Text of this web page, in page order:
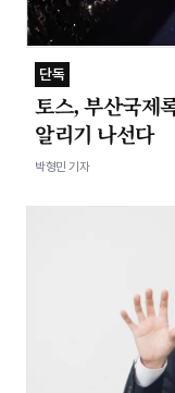
단독
토스, 부산국제
알리기 나선다
박형민 기자